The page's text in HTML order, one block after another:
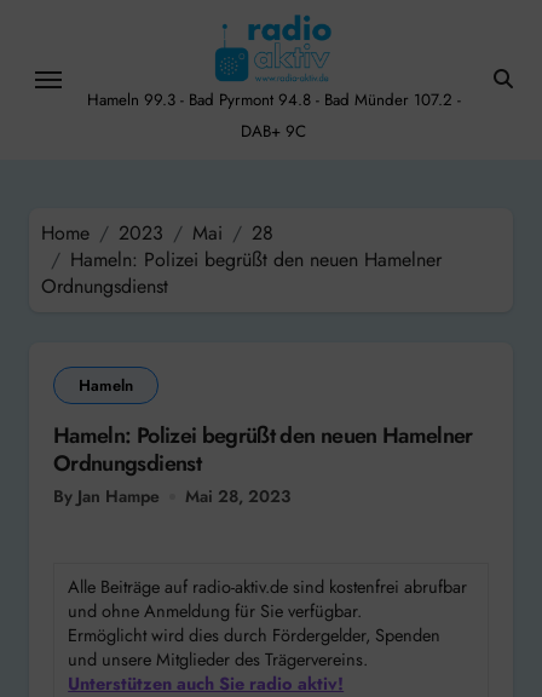
content
Hameln 99.3 - Bad Pyrmont 94.8 - Bad Münder 107.2 -
DAB+ 9C
Home 2023 Mai
28
Hameln: Polizei begrüßt den neuen Hamelner
Ordnungsdienst
Hameln
Hameln: Polizei begrüßt den neuen Hamelner
Ordnungsdienst
By Jan Hampe Mai 28, 2023
Alle Beiträge auf radio-aktiv.de sind kostenfrei abrufbar
und ohne Anmeldung für Sie verfügbar.
Ermöglicht wird dies durch Fördergelder, Spenden
und unsere Mitglieder des Trägervereins.
Unterstützen auch Sie radio aktiv!